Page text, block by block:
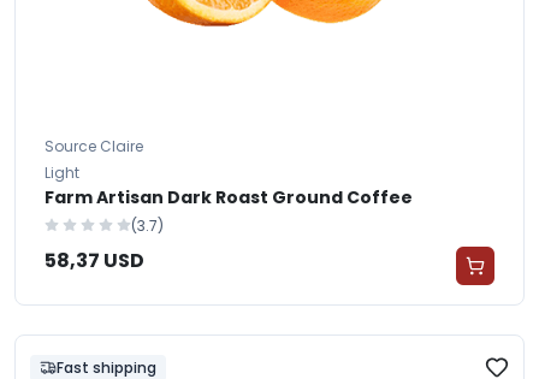
Source Claire
Light
Farm Artisan Dark Roast Ground Coffee
(3.7)
58,37 USD
Fast shipping